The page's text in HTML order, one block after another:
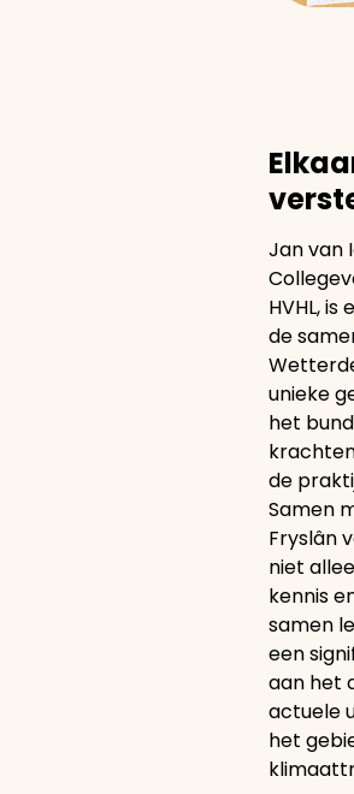
Jan van
HVHL,
de
unieke
het
de
Samen
Fryslân
niet
kennis
samen
een
aan het
actuele
het